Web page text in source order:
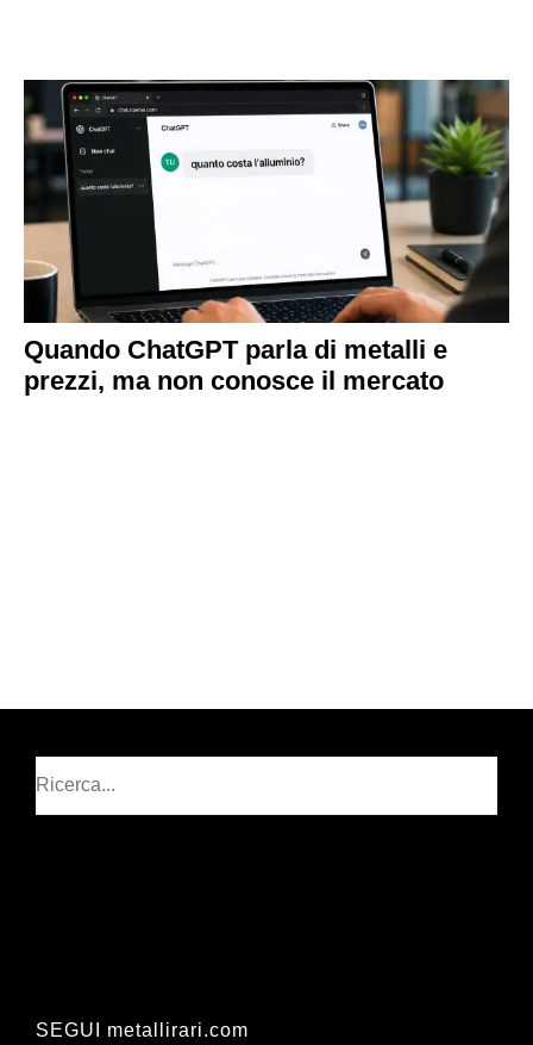
Quando ChatGPT parla di metalli e
prezzi, ma non conosce il mercato
SEGUI metallirari.com